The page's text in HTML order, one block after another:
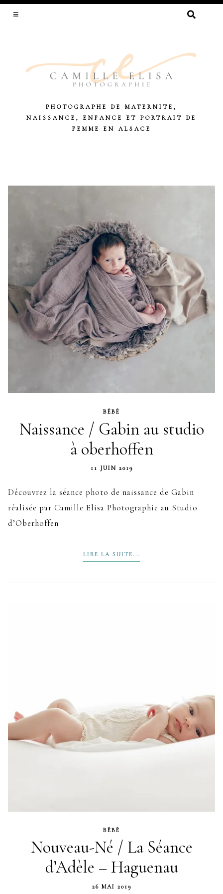
RECHERCHER :
PHOTOGRAPHE DE MATERNITE,
NAISSANCE, ENFANCE ET PORTRAIT DE
FEMME EN ALSACE
BÉBÉ
Naissance / Gabin au studio
à oberhoffen
11 JUIN 2019
Découvrez la séance photo de naissance de Gabin
réalisée par Camille Elisa Photographie au Studio
d’Oberhoffen
LIRE LA SUITE...
BÉBÉ
Nouveau-Né / La Séance
d’Adèle – Haguenau
26 MAI 2019